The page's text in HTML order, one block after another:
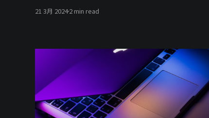
21 3月 20242 min read